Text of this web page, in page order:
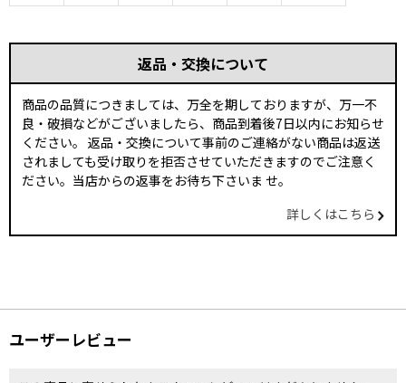
返品・交換について
商品の品質につきましては、万全を期しておりますが、万一不
良・破損などがございましたら、商品到着後7日以内にお知らせ
ください。 返品・交換について事前のご連絡がない商品は返送
されましても受け取りを拒否させていただきますのでご注意く
ださい。当店からの返事をお待ち下さいま せ。
詳しくはこちら
ユーザーレビュー